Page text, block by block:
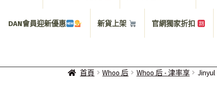
DAN會員迎新優惠 新貨上架 官網獨家折扣
首頁 Whoo 后 Whoo 后 - 津率享